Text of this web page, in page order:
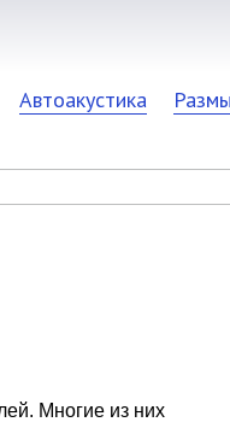
Автоакустика
Многие из них